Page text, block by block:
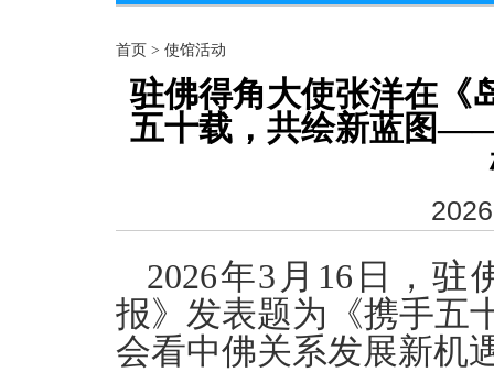
首页 > 使馆活动
驻佛得角大使张洋在《
五十载，共绘新蓝图
2026年3月16日，
报》发表题为《携手
会看中佛关系发展新机